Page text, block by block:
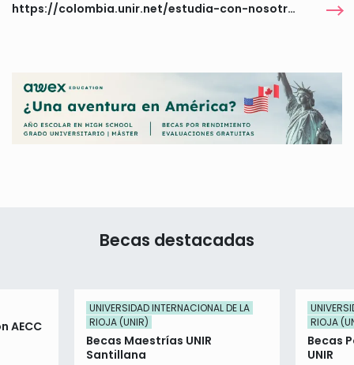
https://colombia.unir.net/estudia-con-nosotros/becas-universitarias/santillana/
Becas destacadas
AECC
UNIVERSIDAD INTERNACIONAL DE LA
RIOJA (UNIR)
Becas Maestrías UNIR
Santillana
RIOJA
Becas
UNIR